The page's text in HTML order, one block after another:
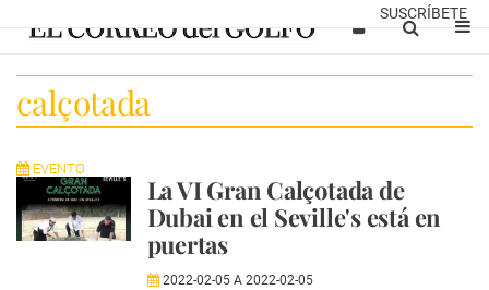
SUSCRÍBETE
calçotada
EVENTO
La VI Gran Calçotada de
Dubai en el Seville's está en
puertas
2022-02-05A 2022-02-05